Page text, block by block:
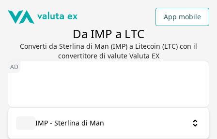
App mobile
Da IMP a LTC
Converti da Sterlina di Man (IMP) a Litecoin (LTC) con il
convertitore di valute Valuta EX
IMP - Sterlina di Man